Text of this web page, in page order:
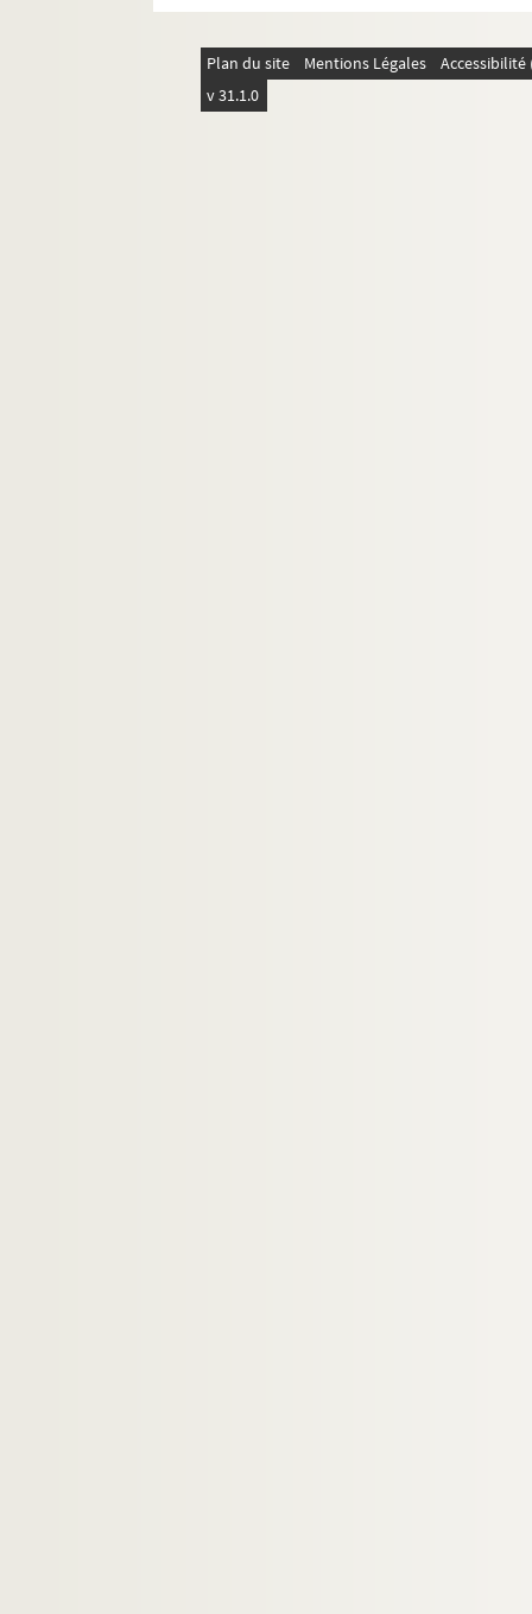
Plan du site Mentions Légales
v 31.1.0